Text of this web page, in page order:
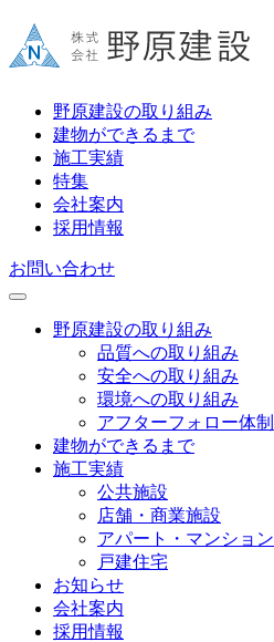
野原建設の取り組み
建物ができるまで
施工実績
特集
会社案内
採用情報
お問い合わせ
野原建設の取り組み
品質への取り組み
安全への取り組み
環境への取り組み
アフターフォロー体制
建物ができるまで
施工実績
公共施設
店舗・商業施設
アパート・マンション
戸建住宅
お知らせ
会社案内
採用情報